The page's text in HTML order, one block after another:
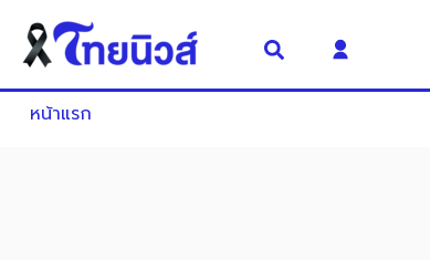
หน้าแรก